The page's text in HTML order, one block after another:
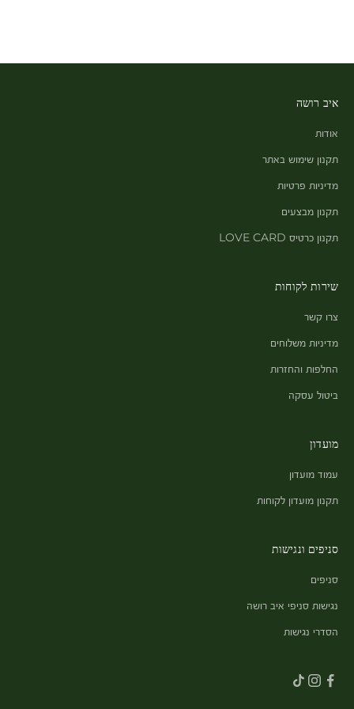
איב רושה
אודות
תקנון שימוש באתר
מדיניות פרטיות
תקנון מבצעים
תקנון כרטיס LOVE CARD
שירות לקוחות
צרו קשר
מדיניות משלוחים
החלפות והחזרות
ביטול עסקה
מועדון
עמוד מועדון
תקנון מועדון לקוחות
סניפים ונגישות
סניפים
נגישות סניפי איב רושה
הסדרי נגישות